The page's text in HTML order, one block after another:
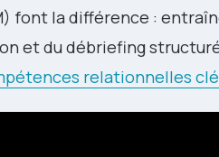
font la différence :
et du débriefing
relationnelles